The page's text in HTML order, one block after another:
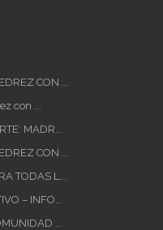
CON ...
con ...
MADR...
CON ...
TODAS L...
– INFO...
...